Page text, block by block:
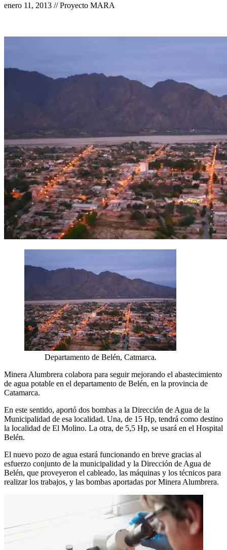
enero 11, 2013 // Proyecto MARA
Departamento de Belén, Catmarca.
Minera Alumbrera colabora para seguir mejorando el abastecimiento
de agua potable en el departamento de Belén, en la provincia de
Catamarca.
En este sentido, aportó dos bombas a la Dirección de Agua de la
Municipalidad de esa localidad. Una, de 15 Hp, tendrá como destino
la localidad de El Molino. La otra, de 5,5 Hp, se usará en el Hospital
Belén.
El nuevo pozo de agua estará funcionando en breve gracias al
esfuerzo conjunto de la municipalidad y la Dirección de Agua de
Belén, que proveyeron el cableado, las máquinas y los técnicos para
realizar los trabajos, y las bombas aportadas por Minera Alumbrera.